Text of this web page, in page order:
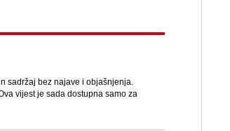
sadržaj bez najave i objašnjenja.
vijest je sada dostupna samo za